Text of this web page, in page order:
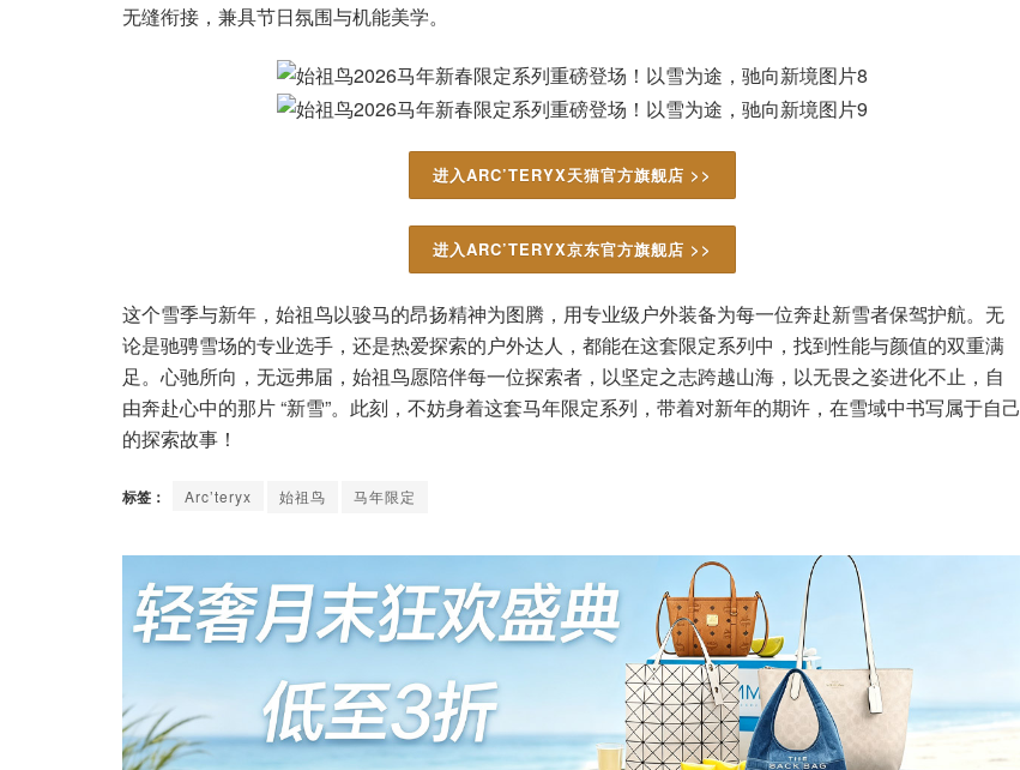
无缝衔接，兼具节日氛围与机能美学。
进入ARC’TERYX天猫官方旗舰店 >>
进入ARC’TERYX京东官方旗舰店 >>
这个雪季与新年，始祖鸟以骏马的昂扬精神为图腾，用专业级户外装备为每一位奔赴新雪者保驾护航。无
论是驰骋雪场的专业选手，还是热爱探索的户外达人，都能在这套限定系列中，找到性能与颜值的双重满
足。心驰所向，无远弗届，始祖鸟愿陪伴每一位探索者，以坚定之志跨越山海，以无畏之姿进化不止，自
由奔赴心中的那片 “新雪”。此刻，不妨身着这套马年限定系列，带着对新年的期许，在雪域中书写属于自己
的探索故事！
标签： Arc’teryx 始祖鸟 马年限定